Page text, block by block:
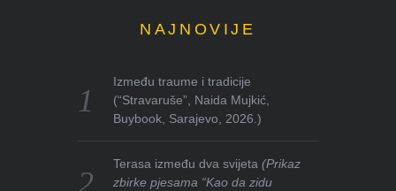
NAJNOVIJE
Između traume i tradicije
(“Stravaruše”, Naida Mujkić,
Buybook, Sarajevo, 2026.)
Terasa između dva svijeta(Prikaz
zbirke pjesama “Kao da zidu